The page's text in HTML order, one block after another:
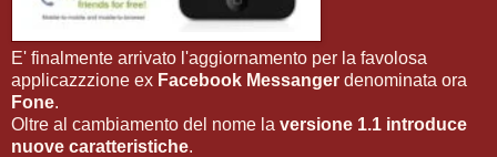
E' finalmente arrivato l'aggiornamento per la favolosa
applicazzzione ex Facebook Messanger denominata ora
Fone.
Oltre al cambiamento del nome la versione 1.1 introduce
nuove caratteristiche.